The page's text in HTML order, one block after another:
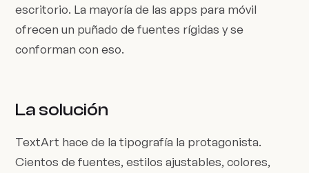
escritorio. La mayoría de las apps para móvil
ofrecen un puñado de fuentes rígidas y se
conforman con eso.
La solución
TextArt hace de la tipografía la protagonista.
Cientos de fuentes, estilos ajustables, colores,